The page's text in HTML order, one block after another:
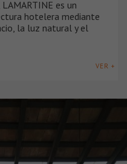
es un
hotelera mediante
la luz natural y el
VER +